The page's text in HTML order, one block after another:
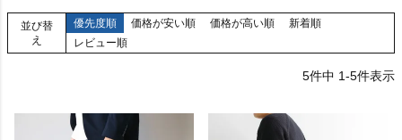
並び替
え
優先度順 価格が安い順 価格が高い順
新着順
レビュー順
5件中 1-5件表示